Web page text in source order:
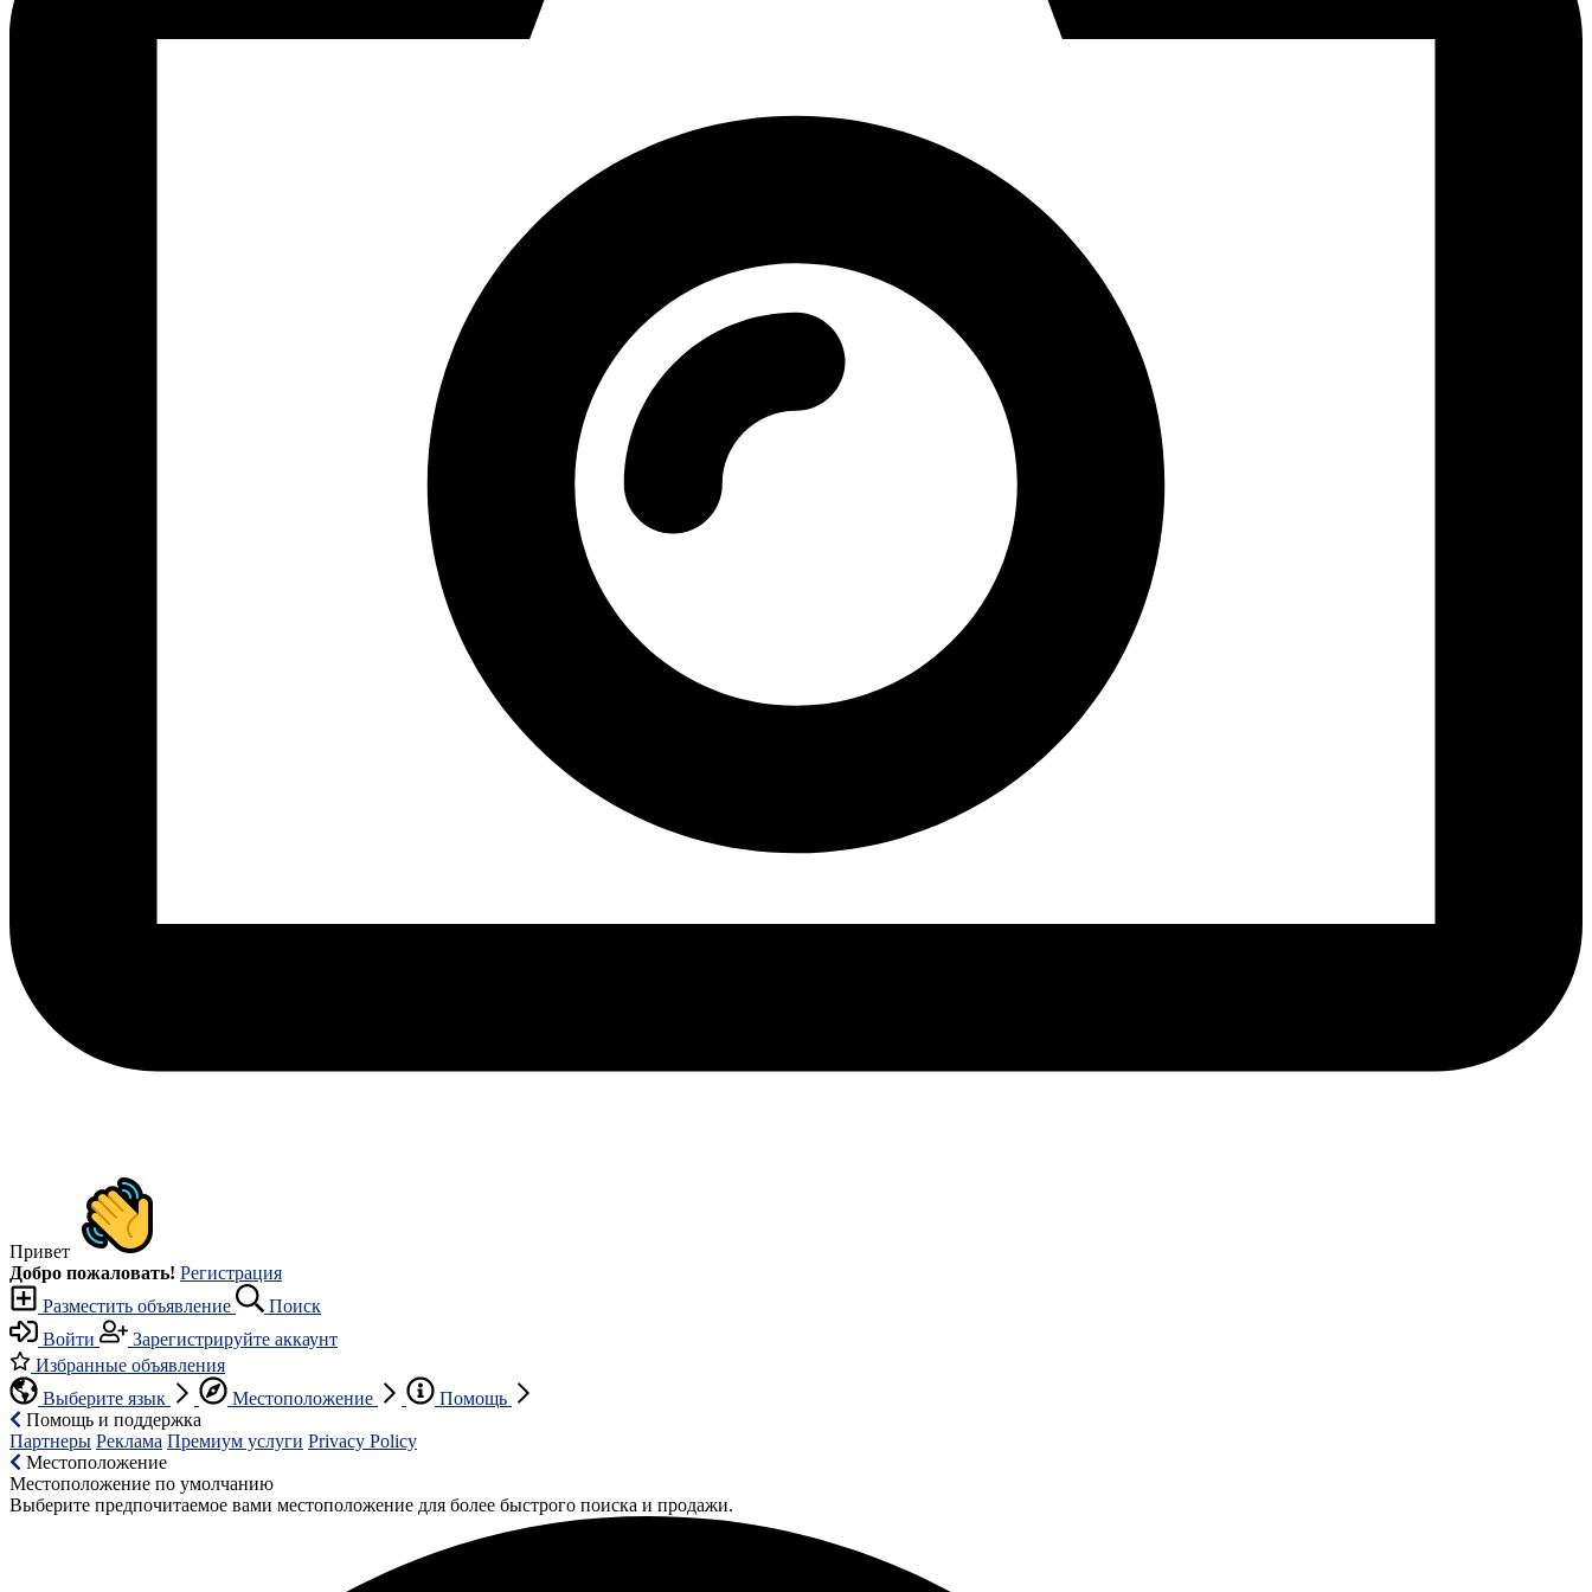
Привет
Добро пожаловать! Регистрация
Разместить объявление
Поиск
Войти
Зарегистрируйте аккаунт
Избранные объявления
Выберите язык
Местоположение
Помощь
Помощь и поддержка
Партнеры Реклама Премиум услуги Privacy Policy
Местоположение
Местоположение по умолчанию
Выберите предпочитаемое вами местоположение для более быстрого поиска и продажи.